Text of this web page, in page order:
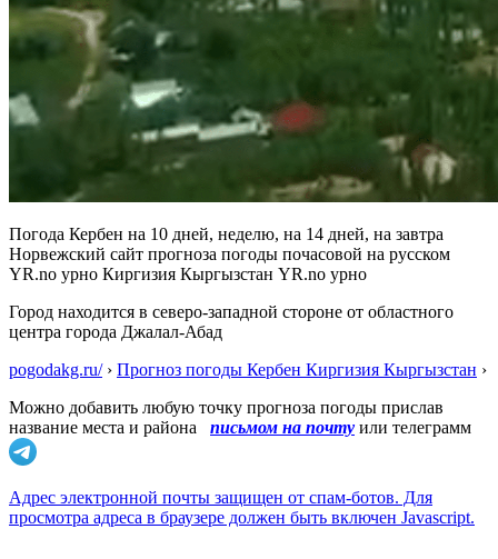
Погода Кербен на 10 дней, неделю, на 14 дней, на завтра
Норвежский сайт прогноза погоды почасовой на русском
YR.no урно Киргизия Кыргызстан YR.no урно
Город находится в северо-западной стороне от областного
центра города Джалал-Абад
pogodakg.ru/› Прогноз погоды Кербен Киргизия Кыргызстан ›
Можно добавить любую точку прогноза погоды прислав
название места и района
письмом на почту или телеграмм
Адрес электронной почты защищен от спам-ботов. Для
просмотра адреса в браузере должен быть включен Javascript.